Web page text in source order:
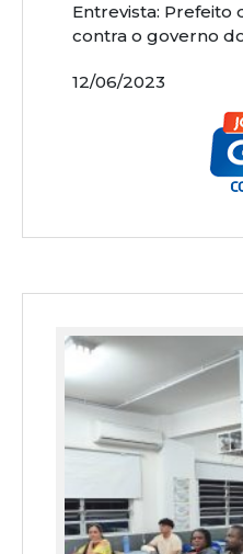
Entrevista: Prefeito
contra o governo
12/06/2023